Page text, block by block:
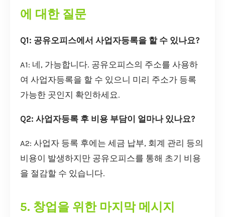
에 대한 질문
Q1: 공유오피스에서 사업자등록을 할 수 있나요?
A1: 네, 가능합니다. 공유오피스의 주소를 사용하
여 사업자등록을 할 수 있으니 미리 주소가 등록
가능한 곳인지 확인하세요.
Q2: 사업자등록 후 비용 부담이 얼마나 있나요?
A2: 사업자 등록 후에는 세금 납부, 회계 관리 등의
비용이 발생하지만 공유오피스를 통해 초기 비용
을 절감할 수 있습니다.
5. 창업을 위한 마지막 메시지